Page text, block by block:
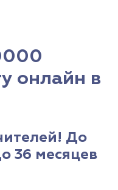
онлайн в
До
36 месяцев